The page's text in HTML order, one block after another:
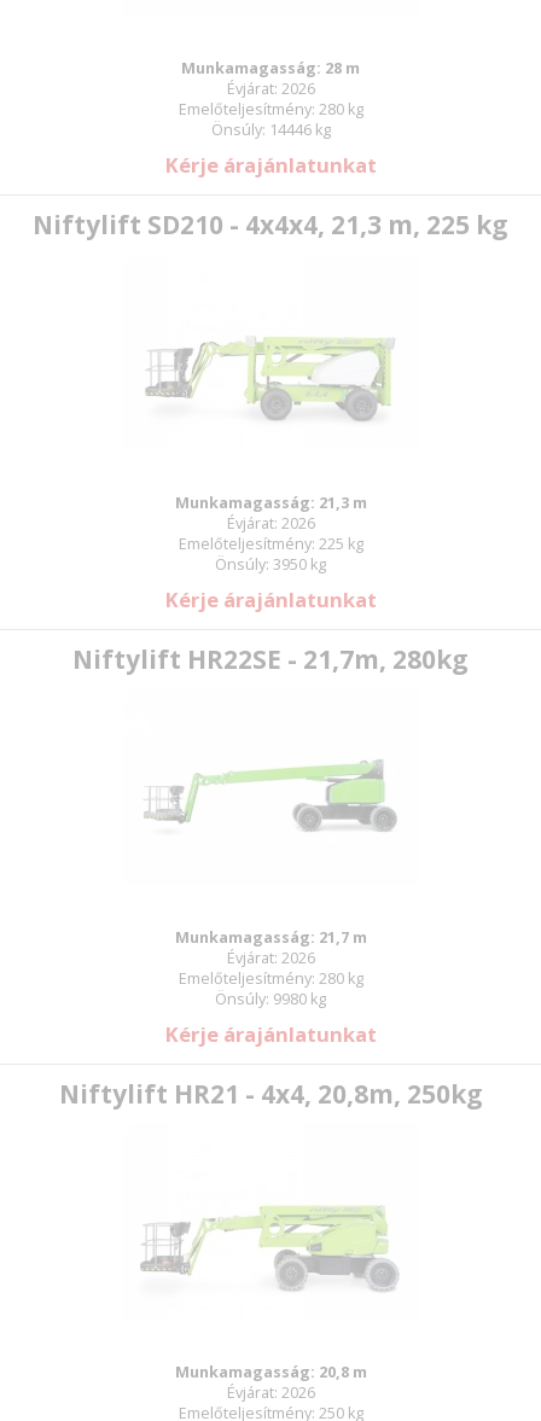
Munkamagasság: 28 m
Évjárat: 2026
Emelőteljesítmény: 280 kg
Önsúly: 14446 kg
Kérje árajánlatunkat
Niftylift SD210 - 4x4x4, 21,3 m, 225 kg
Munkamagasság: 21,3 m
Évjárat: 2026
Emelőteljesítmény: 225 kg
Önsúly: 3950 kg
Kérje árajánlatunkat
Niftylift HR22SE - 21,7m, 280kg
Munkamagasság: 21,7 m
Évjárat: 2026
Emelőteljesítmény: 280 kg
Önsúly: 9980 kg
Kérje árajánlatunkat
Niftylift HR21 - 4x4, 20,8m, 250kg
Munkamagasság: 20,8 m
Évjárat: 2026
Emelőteljesítmény: 250 kg